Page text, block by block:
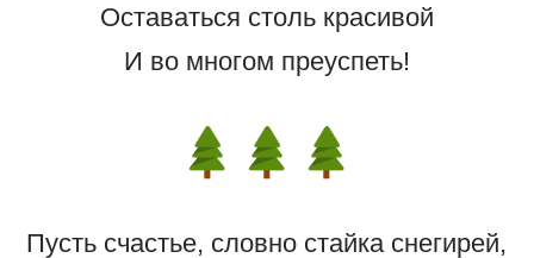
Оставаться столь красивой
И во многом преуспеть!
Пусть счастье, словно стайка снегирей,